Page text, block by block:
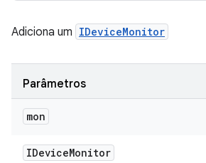
Adiciona um IDeviceMonitor
Parâmetros
mon
IDeviceMonitor